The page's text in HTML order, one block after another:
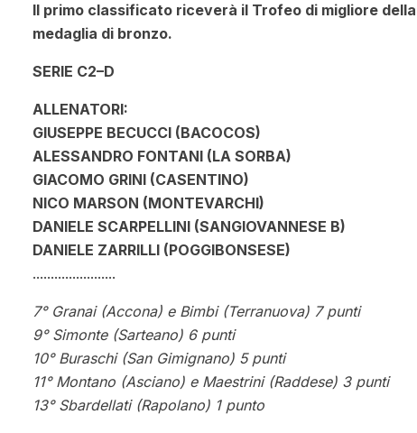
Il primo classificato riceverà il Trofeo di migliore
medaglia di bronzo.
SERIE C2–D
ALLENATORI:
GIUSEPPE BECUCCI (BACOCOS)
ALESSANDRO FONTANI (LA SORBA)
GIACOMO GRINI (CASENTINO)
NICO MARSON (MONTEVARCHI)
DANIELE SCARPELLINI (SANGIOVANNESE B)
DANIELE ZARRILLI (POGGIBONSESE)
.......................
7° Granai (Accona) e Bimbi (Terranuova) 7 punti
9° Simonte (Sarteano) 6 punti
10° Buraschi (San Gimignano) 5 punti
11° Montano (Asciano) e Maestrini (Raddese) 3 punti
13° Sbardellati (Rapolano) 1 punto